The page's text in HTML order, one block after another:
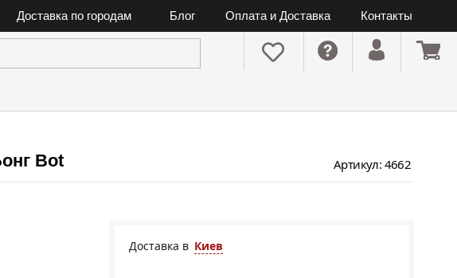
Доставка по городам Блог Оплата и Доставка Контакты
Bot Артикул: 4662
Доставка в Киев